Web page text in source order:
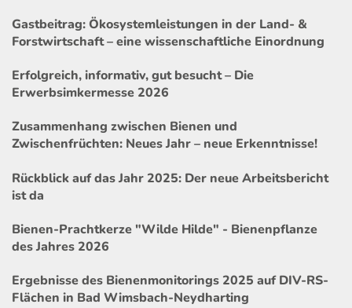
Gastbeitrag: Ökosystemleistungen in der Land- &
Forstwirtschaft – eine wissenschaftliche Einordnung
Erfolgreich, informativ, gut besucht – Die
Erwerbsimkermesse 2026
Zusammenhang zwischen Bienen und
Zwischenfrüchten: Neues Jahr – neue Erkenntnisse!
Rückblick auf das Jahr 2025: Der neue Arbeitsbericht
ist da
Bienen-Prachtkerze "Wilde Hilde" - Bienenpflanze
des Jahres 2026
Ergebnisse des Bienenmonitorings 2025 auf DIV-RS-
Flächen in Bad Wimsbach-Neydharting